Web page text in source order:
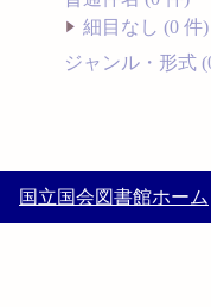
細目なし (0 件)
ジャンル・形式
国立国会図書館ホーム